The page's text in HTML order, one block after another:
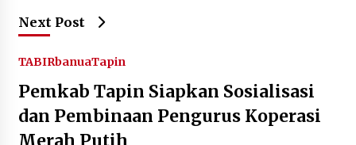
Next Post
TABIRbanuaTapin
Pemkab Tapin Siapkan Sosialisasi
dan Pembinaan Pengurus Koperasi
Merah Putih